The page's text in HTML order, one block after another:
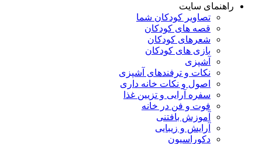
راهنمای سایت
تصاویر کودکان شما
قصه های کودکان
شعرهای کودکان
بازی های کودکان
آشپزی
نکات و ترفندهای آشپزی
اصول و نکات خانه داری
سفره آرایی و تزیین غذا
فوت و فن در خانه
آموزش بافتنی
آرایش و زیبایی
دکوراسیون